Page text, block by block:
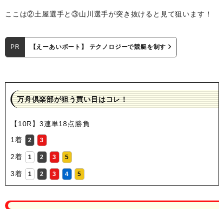
ここは②土屋選手と③山川選手が突き抜けると見て狙います！
PR 【えーあいボート】 テクノロジーで競艇を制す
万舟倶楽部が狙う買い目はコレ！
【10R】3連単18点勝負
1着
2 3
2着 1 2 3 5
3着 1 2 3 4 5